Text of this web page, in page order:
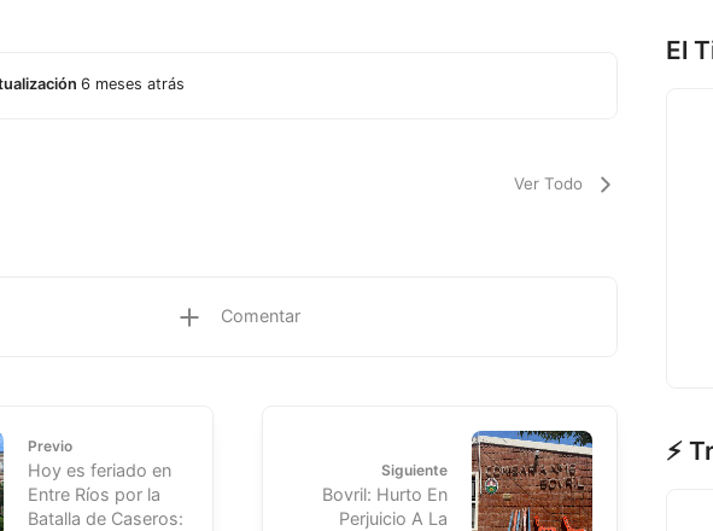
6 meses atrás
Ver Todo
Comentar
Previo
Hoy es feriado en
Entre Ríos por la
Batalla de Caseros:
Siguiente
Bovril: Hurto En
Perjuicio A La
El
⚡